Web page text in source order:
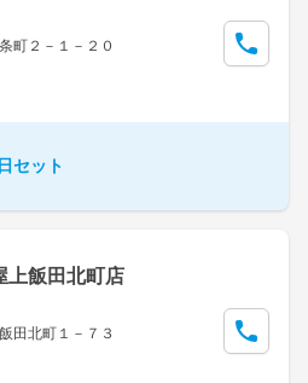
町２－１－２０
セット
上飯田北町店
田北町１－７３